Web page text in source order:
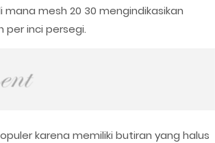
mana mesh 20 30 mengindikasikan
per inci persegi.
karena memiliki butiran yang halus